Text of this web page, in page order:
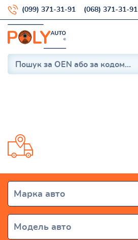
(099) 371-31-91 (068) 371-31-91
Марка авто
Модель авто